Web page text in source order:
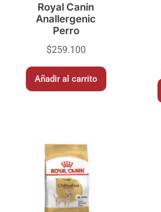
Royal Canin
Anallergenic
Perro
$259.100
Añadir al carrito